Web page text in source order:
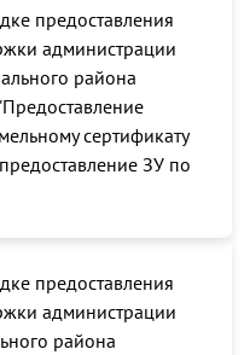
предоставления
администрации
района
сертификату
ЗУ по
предоставления
администрации
района